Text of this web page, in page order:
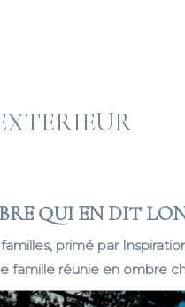
QUI EN DIT
primé par
famille réunie en ombre